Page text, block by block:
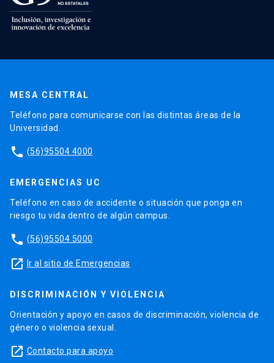
MESA CENTRAL
Teléfono para comunicarse con las distintas áreas de la
Universidad.
phone (56)95504 4000
EMERGENCIAS UC
Teléfono en caso de accidente o situación que ponga en
riesgo tu vida dentro de algún campus.
phone (56)95504 5000
launch Ir al sitio de Emergencias
DISCRIMINACIÓN Y VIOLENCIA
Orientación y apoyo en casos de discriminación, violencia de
género o violencia sexual.
launch Contacto para apoyo